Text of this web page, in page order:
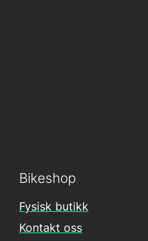
Bikeshop
Fysisk butikk
Kontakt oss